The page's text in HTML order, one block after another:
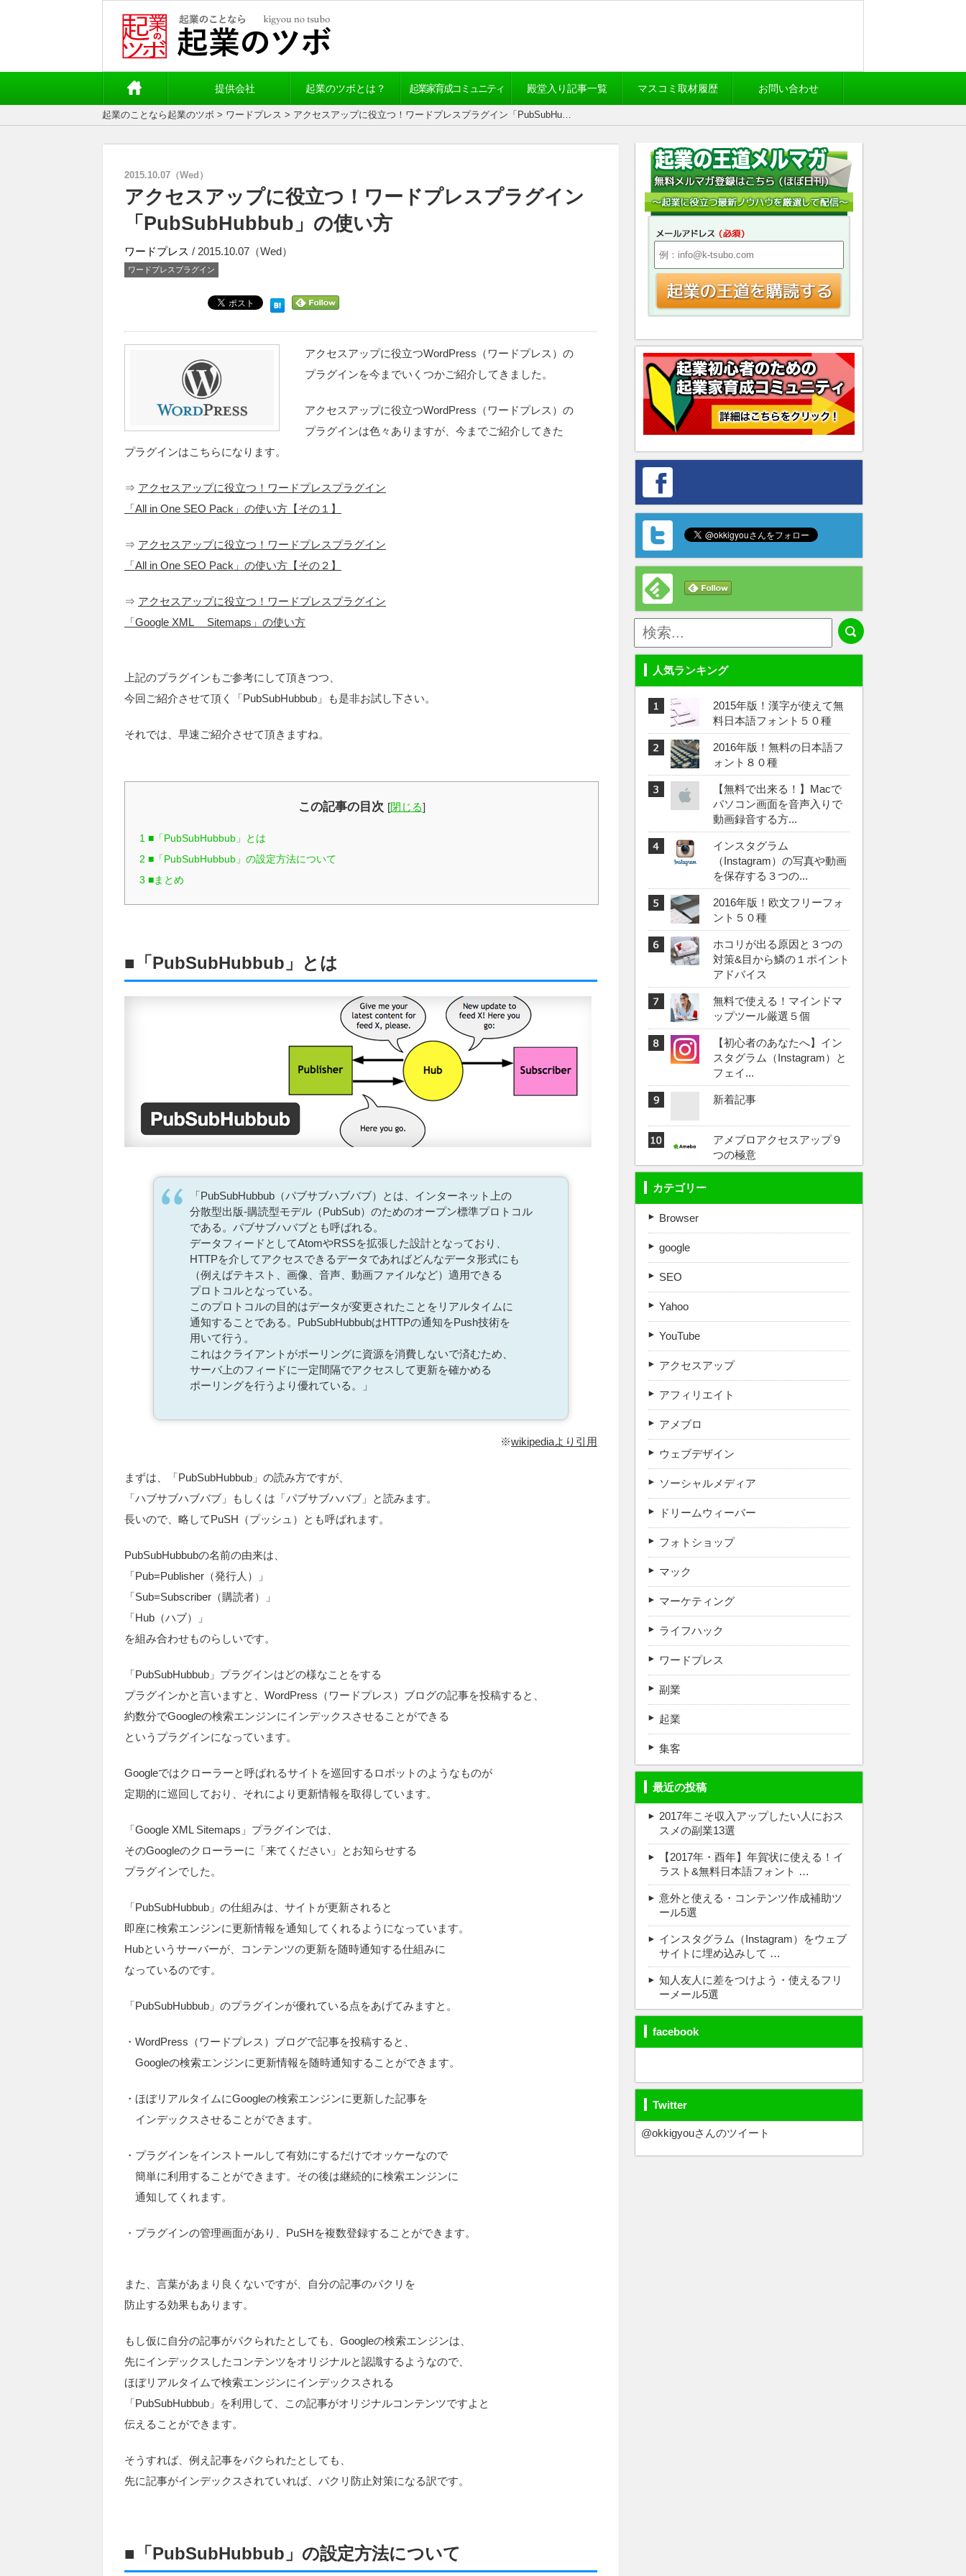
提供会社 起業のツボとは？ 起業家育成コミュニティ 殿堂入り記事一覧 マスコミ取材履歴 お問い合わせ
起業のことなら起業のツボ > ワードプレス > アクセスアップに役立つ！ワードプレスプラグイン「PubSubHu…
2015.10.07（Wed）
アクセスアップに役立つ！ワードプレスプラグイン
「PubSubHubbub」の使い方
ワードプレス / 2015.10.07（Wed）
ワードプレスプラグイン
アクセスアップに役立つWordPress（ワードプレス）の
プラグインを今までいくつかご紹介してきました。
アクセスアップに役立つWordPress（ワードプレス）の
プラグインは色々ありますが、今までご紹介してきた
プラグインはこちらになります。
⇒ アクセスアップに役立つ！ワードプレスプラグイン
「All in One SEO Pack」の使い方【その１】
⇒ アクセスアップに役立つ！ワードプレスプラグイン
「All in One SEO Pack」の使い方【その２】
⇒ アクセスアップに役立つ！ワードプレスプラグイン
「Google XML Sitemaps」の使い方
上記のプラグインもご参考にして頂きつつ、
今回ご紹介させて頂く「PubSubHubbub」も是非お試し下さい。
それでは、早速ご紹介させて頂きますね。
この記事の目次 [閉じる]
1 ■「PubSubHubbub」とは
2 ■「PubSubHubbub」の設定方法について
3 ■まとめ
■「PubSubHubbub」とは
「PubSubHubbub（パブサブハブバブ）とは、インターネット上の
分散型出版-購読型モデル（PubSub）のためのオープン標準プロトコル
である。パブサブハバブとも呼ばれる。
データフィードとしてAtomやRSSを拡張した設計となっており、
HTTPを介してアクセスできるデータであればどんなデータ形式にも
（例えばテキスト、画像、音声、動画ファイルなど）適用できる
プロトコルとなっている。
このプロトコルの目的はデータが変更されたことをリアルタイムに
通知することである。PubSubHubbubはHTTPの通知をPush技術を
用いて行う。
これはクライアントがポーリングに資源を消費しないで済むため、
サーバ上のフィードに一定間隔でアクセスして更新を確かめる
ポーリングを行うより優れている。」
※wikipediaより引用
まずは、「PubSubHubbub」の読み方ですが、
「ハブサブハブバブ」もしくは「パブサブハバブ」と読みます。
長いので、略してPuSH（プッシュ）とも呼ばれます。
PubSubHubbubの名前の由来は、
「Pub=Publisher（発行人）」
「Sub=Subscriber（購読者）」
「Hub（ハブ）」
を組み合わせものらしいです。
「PubSubHubbub」プラグインはどの様なことをする
プラグインかと言いますと、WordPress（ワードプレス）ブログの記事を投稿すると、
約数分でGoogleの検索エンジンにインデックスさせることができる
というプラグインになっています。
Googleではクローラーと呼ばれるサイトを巡回するロボットのようなものが
定期的に巡回しており、それにより更新情報を取得しています。
「Google XML Sitemaps」プラグインでは、
そのGoogleのクローラーに「来てください」とお知らせする
プラグインでした。
「PubSubHubbub」の仕組みは、サイトが更新されると
即座に検索エンジンに更新情報を通知してくれるようになっています。
Hubというサーバーが、コンテンツの更新を随時通知する仕組みに
なっているのです。
「PubSubHubbub」のプラグインが優れている点をあげてみますと。
・WordPress（ワードプレス）ブログで記事を投稿すると、
Googleの検索エンジンに更新情報を随時通知することができます。
・ほぼリアルタイムにGoogleの検索エンジンに更新した記事を
インデックスさせることができます。
・プラグインをインストールして有効にするだけでオッケーなので
簡単に利用することができます。その後は継続的に検索エンジンに
通知してくれます。
・プラグインの管理画面があり、PuSHを複数登録することができます。
また、言葉があまり良くないですが、自分の記事のパクリを
防止する効果もあります。
もし仮に自分の記事がパクられたとしても、Googleの検索エンジンは、
先にインデックスしたコンテンツをオリジナルと認識するようなので、
ほぼリアルタイムで検索エンジンにインデックスされる
「PubSubHubbub」を利用して、この記事がオリジナルコンテンツですよと
伝えることができます。
そうすれば、例え記事をパクられたとしても、
先に記事がインデックスされていれば、パクリ防止対策になる訳です。
■「PubSubHubbub」の設定方法について
人気ランキング
2015年版！漢字が使えて無
料日本語フォント５０種
2016年版！無料の日本語フ
ォント８０種
【無料で出来る！】Macで
パソコン画面を音声入りで
動画録音する方...
インスタグラム
（Instagram）の写真や動画
を保存する３つの...
2016年版！欧文フリーフォ
ント５０種
ホコリが出る原因と３つの
対策&目から鱗の１ポイント
アドバイス
無料で使える！マインドマ
ップツール厳選５個
【初心者のあなたへ】イン
スタグラム（Instagram）と
フェイ...
新着記事
アメブロアクセスアップ９
つの極意
カテゴリー
Browser
google
SEO
Yahoo
YouTube
アクセスアップ
アフィリエイト
アメブロ
ウェブデザイン
ソーシャルメディア
ドリームウィーバー
フォトショップ
マック
マーケティング
ライフハック
ワードプレス
副業
起業
集客
最近の投稿
2017年こそ収入アップしたい人におス
スメの副業13選
【2017年・酉年】年賀状に使える！イ
ラスト&無料日本語フォント …
意外と使える・コンテンツ作成補助ツ
ール5選
インスタグラム（Instagram）をウェブ
サイトに埋め込みして …
知人友人に差をつけよう・使えるフリ
ーメール5選
facebook
Twitter
@okkigyouさんのツイート